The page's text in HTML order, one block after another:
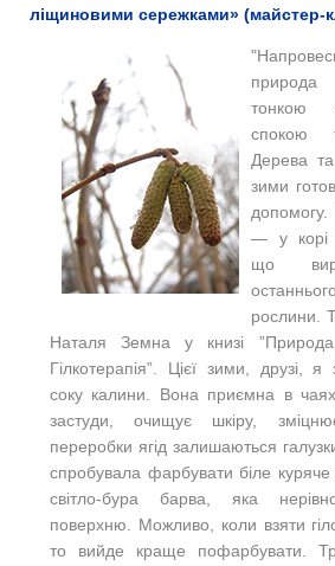
ліщиновими сережками» (майстер-
тонкою
спокою
Дерева
зими
допомогу.
— у корі
що
рослини.
Наталя Земна у книзі
Гілкотерапія”. Цієї зими, друзі,
соку калини. Вона приємна в
застуди, очищує шкіру,
переробки ягід залишаються
спробувала фарбувати біле
світло-бура барва, яка
поверхню. Можливо, коли взяти
то вийде краще пофарбувати.